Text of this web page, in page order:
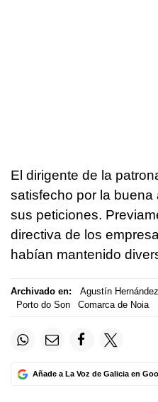
El dirigente de la
satisfecho por la
sus peticiones.
directiva de los
habían mantenido
Archivado en: Agustín Hernández
Porto do Son
Comarca de Noia
Añade a La Voz de Galicia en